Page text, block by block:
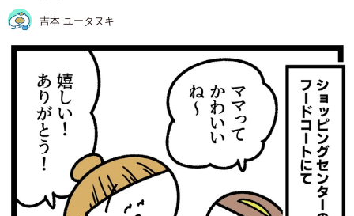
吉本 ユータヌキ